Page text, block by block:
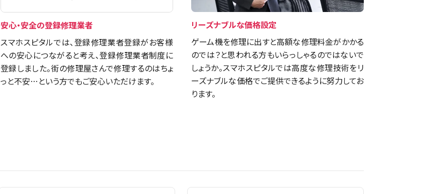
安心・安全の登録修理業者
スマホスピタルでは、登録修理業者登録がお客様
への安心につながると考え、登録修理業者制度に
登録しました。街の修理屋さんで修理するのはちょ
っと不安…という方でもご安心いただけます。
リーズナブルな価格設定
ゲーム機を修理に出すと高額な修理料金がかかる
のでは？と思われる方もいらっしゃるのではないで
しょうか。スマホスピタルでは高度な修理技術をリ
ーズナブルな価格でご提供できるように努力してお
ります。